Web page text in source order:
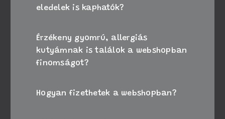
eledelek is kaphatók?
Érzékeny gyomrú, allergiás
kutyámnak is találok a webshopban
finomságot?
Hogyan fizethetek a webshopban?